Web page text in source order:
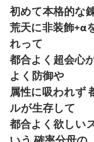
初めて本格的な
荒天に非装飾+α
れって
都合よく超会心
よく防御や
属性に吸われず
ルが生存して
都合よく欲しい